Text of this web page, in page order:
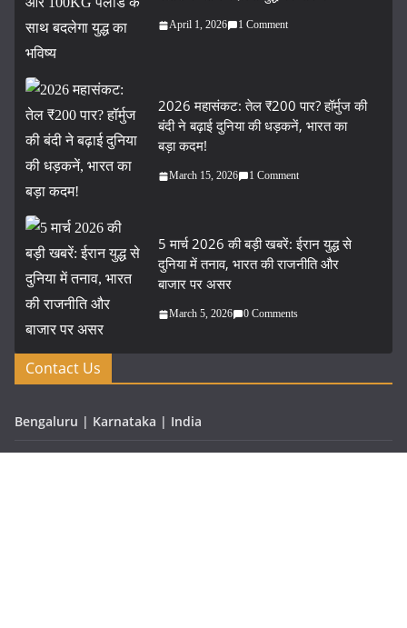
April 1, 2026 1 Comment
2026 महासंकट: तेल ₹200 पार? हॉर्मुज की
बंदी ने बढ़ाई दुनिया की धड़कनें, भारत का
बड़ा कदम!
March 15, 2026 1 Comment
5 मार्च 2026 की बड़ी खबरें: ईरान युद्ध से
दुनिया में तनाव, भारत की राजनीति और
बाजार पर असर
March 5, 2026 0 Comments
Contact Us
Bengaluru | Karnataka | India